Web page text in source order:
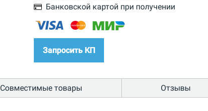
Банковской картой при получении
Запросить КП
Совместимые товары Отзывы